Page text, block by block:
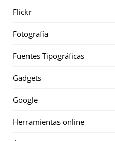
Flickr
Fotografía
Fuentes Tipográficas
Gadgets
Google
Herramientas online